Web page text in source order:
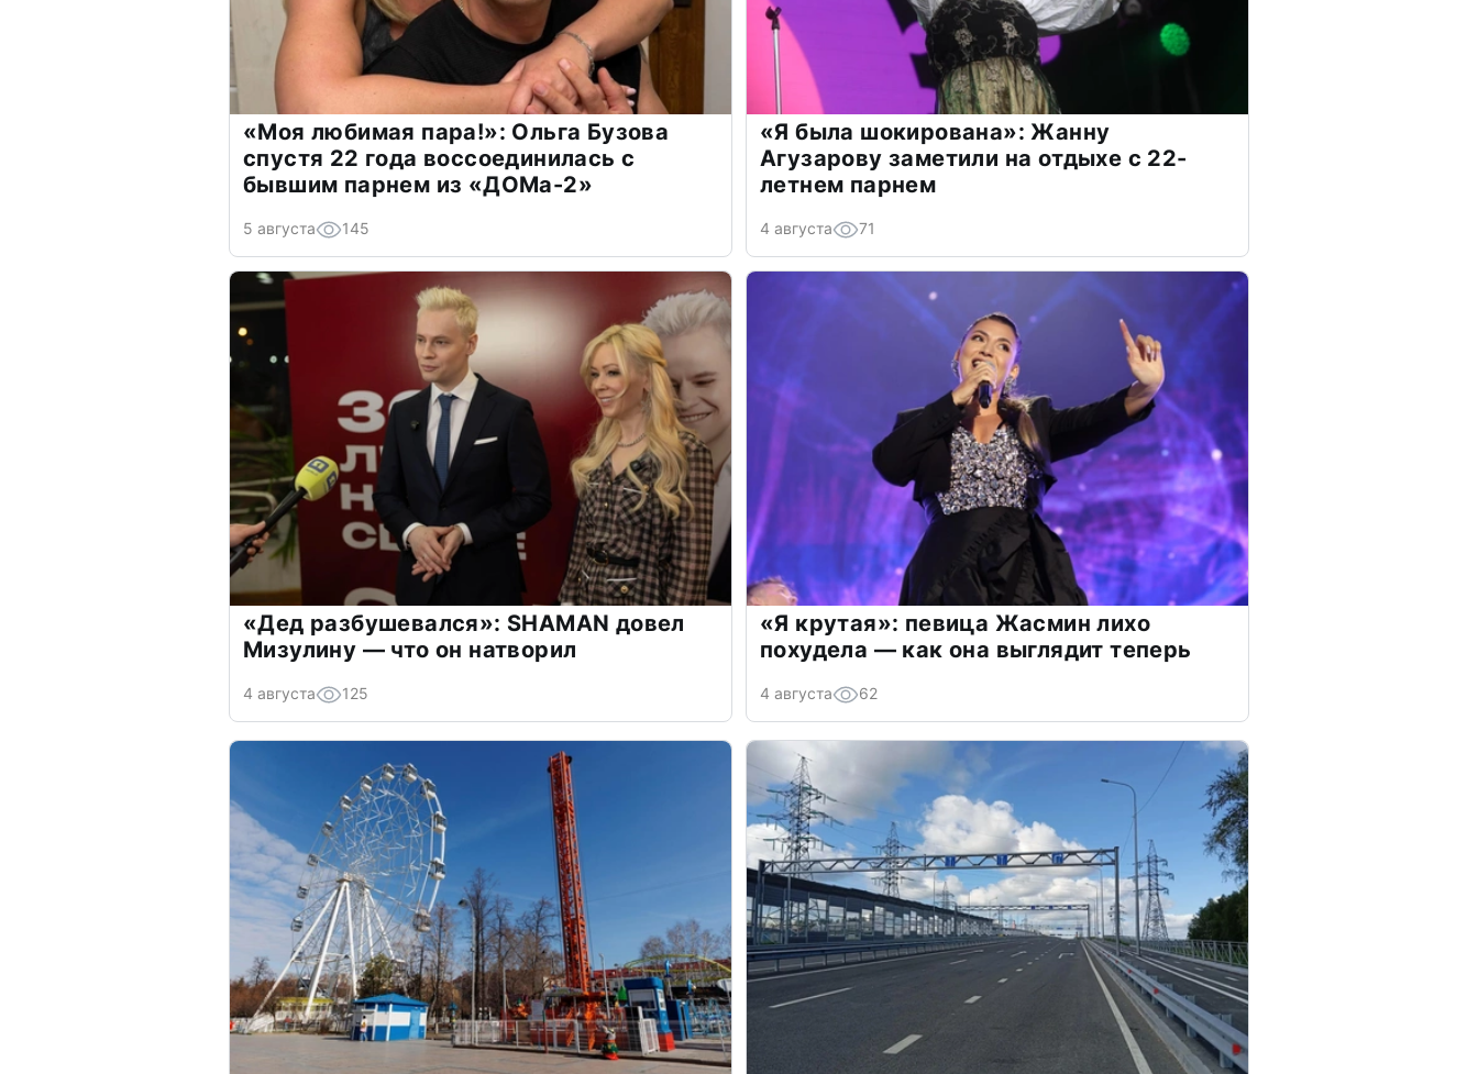
«Моя любимая пара!»: Ольга Бузова
спустя 22 года воссоединилась с
бывшим парнем из «ДОМа-2»
5 августа 145
«Я была шокирована»: Жанну
Агузарову заметили на отдыхе с 22-
летнем парнем
4 августа 71
«Дед разбушевался»: SHAMAN довел
Мизулину — что он натворил
4 августа 125
«Я крутая»: певица Жасмин лихо
похудела — как она выглядит теперь
4 августа 62